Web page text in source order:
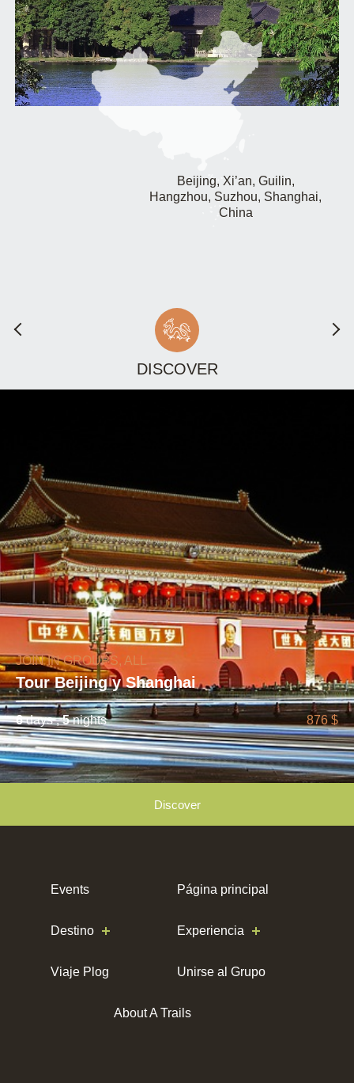
Beijing, Xi’an, Guilin,
Hangzhou, Suzhou, Shanghai,
China
DISCOVER
JOIN IN GROUPS, ALL
Tour Beijing y Shanghai
6days ,5nights 876 $
Discover
Events Página principal
Destino Experiencia
Viaje Plog Unirse al Grupo
About A Trails